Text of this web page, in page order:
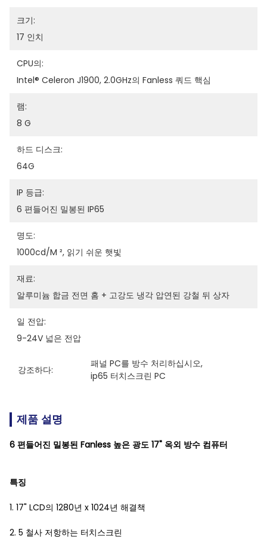
크기:
17 인치
CPU의:
Intel® Celeron J1900, 2.0GHz의 Fanless 쿼드 핵심
램:
8 G
하드 디스크:
64G
IP 등급:
6 편들어진 밀봉된 IP65
명도:
1000cd/m ², 읽기 쉬운 햇빛
재료:
알루미늄 합금 전면 홈 + 고강도 냉각 압연된 강철 뒤 상자
일 전압:
9-24V 넓은 전압
강조하다:
패널 PC를 방수 처리하십시오,
ip65 터치스크린 PC
제품 설명
6 편들어진 밀봉된 Fanless 높은 광도 17" 옥외 방수 컴퓨터
특징
1. 17" LCD의 1280년 x 1024년 해결책
2. 5 철사 저항하는 터치스크린